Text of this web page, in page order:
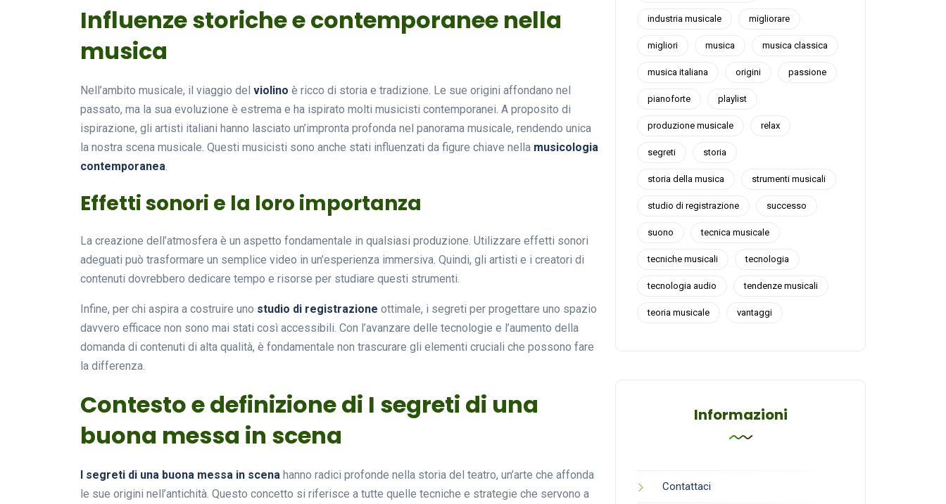
Influenze storiche e contemporanee nella
musica
Nell’ambito musicale, il viaggio del violino è ricco di storia e tradizione. Le sue origini affondano nel
passato, ma la sua evoluzione è estrema e ha ispirato molti musicisti contemporanei. A proposito di
ispirazione, gli artisti italiani hanno lasciato un’impronta profonda nel panorama musicale, rendendo unica
la nostra scena musicale. Questi musicisti sono anche stati influenzati da figure chiave nella musicologia
contemporanea.
Effetti sonori e la loro importanza
La creazione dell’atmosfera è un aspetto fondamentale in qualsiasi produzione. Utilizzare effetti sonori
adeguati può trasformare un semplice video in un’esperienza immersiva. Quindi, gli artisti e i creatori di
contenuti dovrebbero dedicare tempo e risorse per studiare questi strumenti.
Infine, per chi aspira a costruire uno studio di registrazione ottimale, i segreti per progettare uno spazio
davvero efficace non sono mai stati così accessibili. Con l’avanzare delle tecnologie e l’aumento della
domanda di contenuti di alta qualità, è fondamentale non trascurare gli elementi cruciali che possono fare
la differenza.
Contesto e definizione di I segreti di una
buona messa in scena
I segreti di una buona messa in scena hanno radici profonde nella storia del teatro, un’arte che affonda
le sue origini nell’antichità. Questo concetto si riferisce a tutte quelle tecniche e strategie che servono a
industria musicale migliorare
migliori musica musica classica
musica italiana origini passione
pianoforte playlist
produzione musicale relax
segreti storia
storia della musica strumenti musicali
studio di registrazione successo
suono tecnica musicale
tecniche musicali tecnologia
tecnologia audio tendenze musicali
teoria musicale vantaggi
Informazioni
Contattaci